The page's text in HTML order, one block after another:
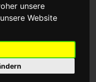
unsere
Website